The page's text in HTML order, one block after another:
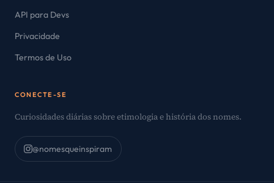
API para Devs
Privacidade
Termos de Uso
CONECTE-SE
Curiosidades diárias sobre etimologia e história dos nomes.
@nomesqueinspiram